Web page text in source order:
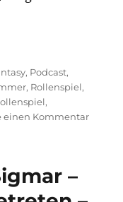
, Podcast,
, Rollenspiel,
,
einen Kommentarzu
–